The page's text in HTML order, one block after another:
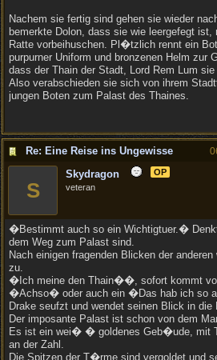
Nachem sie fertig sind gehen sie wieder
bemerkte Dolon, dass sie wie leergefegt
Ratte vorbeihuschen. Pl�tzlich rennt ein
purpurner Uniform und bronzenen Helm zur
dass der Thain der Stadt, Lord Rem Lum
Also verabschieden sie sich von ihrem
jungen Boten zum Palast des Thaines.
Re: Eine Reise ins Ungewisse
S
Skydragon
OP
veteran
�Bestimmt auch so ein Wichtigtuer.�
dem Weg zum Palast sind.
Nach einigen fragenden Blicken der
zu.
�Ich meine den Thain��, sofort kommt
�Achso� oder auch ein �Das hab ich so
Drake seufzt und wendet seinen Blick in die
Der imposante Palast ist schon von dem
Es ist ein wei� � goldenes Geb�ude, mit
an der Zahl.
Die Spitzen der T�rme sind vergoldet und